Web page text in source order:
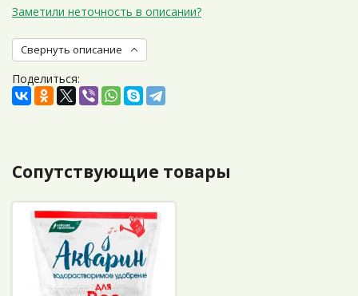
Заметили неточность в описании?
Свернуть описание
Поделиться:
Сопутствующие товары